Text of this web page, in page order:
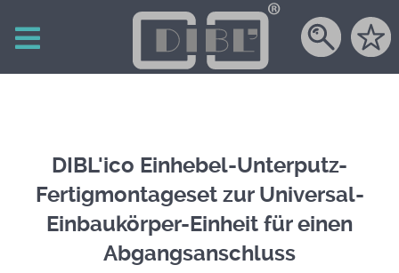
DIBL'ico Einhebel-Unterputz-
Fertigmontageset zur Universal-
Einbaukörper-Einheit für einen
Abgangsanschluss